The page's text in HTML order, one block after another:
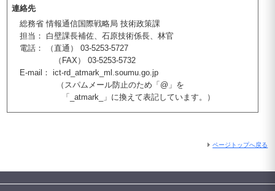
連絡先
総務省 情報通信国際戦略局 技術政策課
担当： 白壁課長補佐、石原技術係長、林官
電話： （直通） 03‐5253‐5727
（FAX） 03‐5253‐5732
E-mail： ict-rd_atmark_ml.soumu.go.jp
（スパムメール防止のため「@」を
「_atmark_」に換えて表記しています。）
ページトップへ戻る